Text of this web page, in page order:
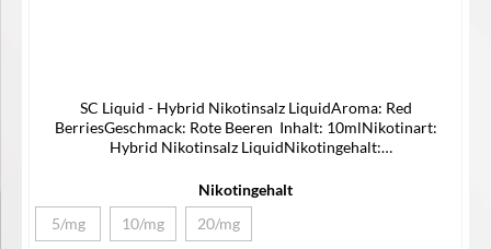
SC Liquid - Hybrid Nikotinsalz LiquidAroma: Red
BerriesGeschmack: Rote Beeren Inhalt: 10mlNikotinart:
Hybrid Nikotinsalz LiquidNikotingehalt:
Bedienungsanleitung
Nikotingehalt
5/mg
(Diese Option ist zurzeit nicht verfügbar.)
10/mg(Diese Option ist zurzeit nicht verfügbar.)
20/mg(Diese Option ist zurzeit nicht verfügbar.)